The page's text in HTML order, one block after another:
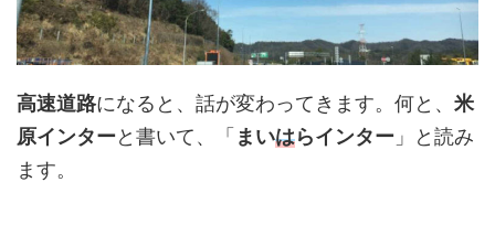
高速道路になると、話が変わってきます。何と、 米
原インターと書いて、「 まいはらインター 」と読み
ます。